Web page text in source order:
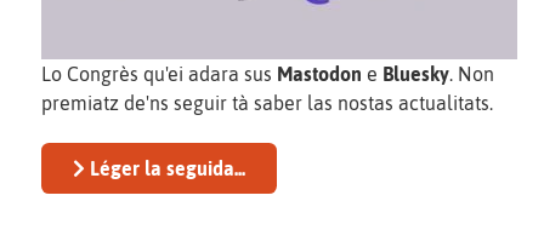
Lo Congrès qu'ei adara sus Mastodon e Bluesky. Non
premiatz de'ns seguir tà saber las nostas actualitats.
Léger la seguida...